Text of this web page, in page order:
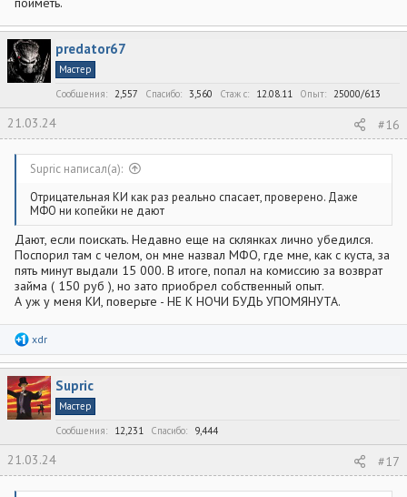
Проблема в том что он не только от мошеннеческих защишает,
но именно в описанной ситуации это неважно.
predator67
Мастер
Сообщения
2,557 Спасибо 3,560 Стаж c 12.08.11 Опыт 25000/613
21.03.24 #16
Supric написал(а):
Отрицательная КИ как раз реально спасает, проверено. Даже
МФО ни копейки не дают
Дают, если поискать. Недавно еще на склянках лично убедился.
Поспорил там с челом, он мне назвал МФО, где мне, как с куста, за
пять минут выдали 15 000. В итоге, попал на комиссию за возврат
займа ( 150 руб ), но зато приобрел собственный опыт.
А уж у меня КИ, поверьте - НЕ К НОЧИ БУДЬ УПОМЯНУТА.
Р
а
к
ц
и
и
xdr
Supric
Мастер
Сообщения
12,231 Спасибо 9,444
21.03.24 #17